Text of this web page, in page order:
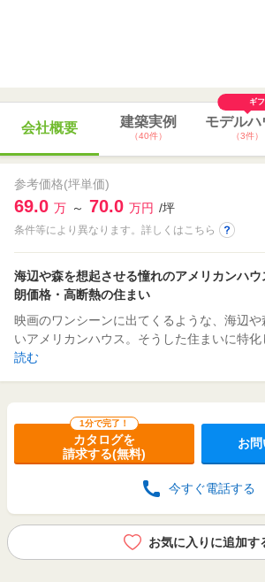
会社概要 建築実例
（40件）
ギ
モデルハ
（3件）
参考価格(坪単価)
69.0 万 ～ 70.0 万円 /坪
条件等により異なります。詳しくはこちら
海辺や森を想起させる憧れのアメリカンハウ
朗価格・高断熱の住まい
映画のワンシーンに出てくるような、海辺
いアメリカンハウス。そうした住まいに特
読む
1分で完了！
カタログを
請求する(無料)
お
今すぐ電話する
お気に入りに追加す